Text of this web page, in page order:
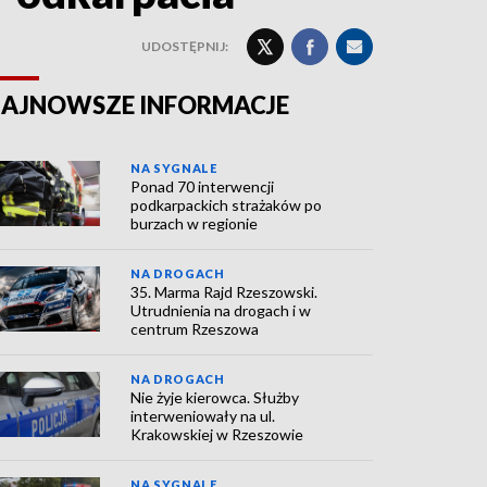
UDOSTĘPNIJ:
INFORMACJE
NA SYGNALE
Ponad 70 interwencji
podkarpackich strażaków po
burzach w regionie
NA DROGACH
35. Marma Rajd Rzeszowski.
Utrudnienia na drogach i w
centrum Rzeszowa
NA DROGACH
Nie żyje kierowca. Służby
interweniowały na ul.
Krakowskiej w Rzeszowie